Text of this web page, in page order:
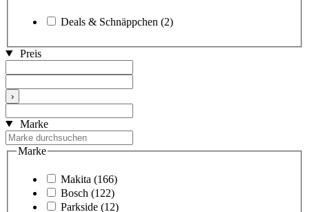
Deals & Schnäppchen (2)
Preis
›
Marke
Marke
Makita (166)
Bosch (122)
Parkside (12)